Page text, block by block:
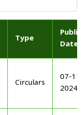
Type
Date
Circulars
07-11-
2024